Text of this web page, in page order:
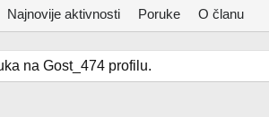
Najnovije aktivnosti Poruke O članu
na Gost_474 profilu.